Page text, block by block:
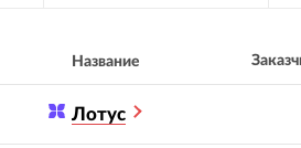
Название
Лотус